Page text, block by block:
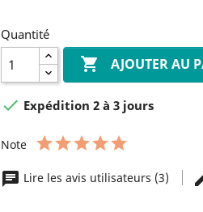
Quantité
 AJOUTER AU
 Expédition 2 à 3 jours
Note
Lire les avis utilisateurs (3)